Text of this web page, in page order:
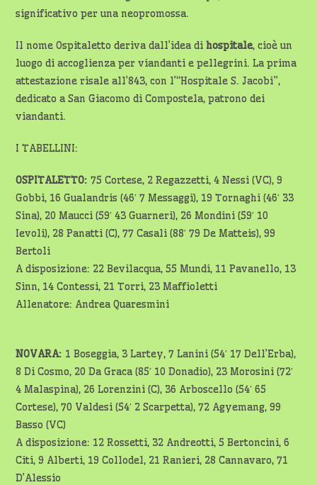
significativo per una neopromossa.
Il nome Ospitaletto deriva dall’idea dihospitale, cioè un
luogo di accoglienza per viandanti e pellegrini. La prima
attestazione risale all’843, con l’“Hospitale S. Jacobi”,
dedicato a San Giacomo di Compostela, patrono dei
viandanti.
I TABELLINI:
OSPITALETTO: 75 Cortese, 2 Regazzetti, 4 Nessi (VC), 9
Gobbi, 16 Gualandris (46′ 7 Messaggi), 19 Tornaghi (46′ 33
Sina), 20 Maucci (59′ 43 Guarneri), 26 Mondini (59′ 10
Ievoli), 28 Panatti (C), 77 Casali (88′ 79 De Matteis), 99
Bertoli
A disposizione: 22 Bevilacqua, 55 Mundi, 11 Pavanello, 13
Sinn, 14 Contessi, 21 Torri, 23 Maffioletti
Allenatore: Andrea Quaresmini
NOVARA: 1 Boseggia, 3 Lartey, 7 Lanini (54′ 17 Dell’Erba),
8 Di Cosmo, 20 Da Graca (85′ 10 Donadio), 23 Morosini (72′
4 Malaspina), 26 Lorenzini (C), 36 Arboscello (54′ 65
Cortese), 70 Valdesi (54′ 2 Scarpetta), 72 Agyemang, 99
Basso (VC)
A disposizione: 12 Rossetti, 32 Andreotti, 5 Bertoncini, 6
Citi, 9 Alberti, 19 Collodel, 21 Ranieri, 28 Cannavaro, 71
D’Alessio